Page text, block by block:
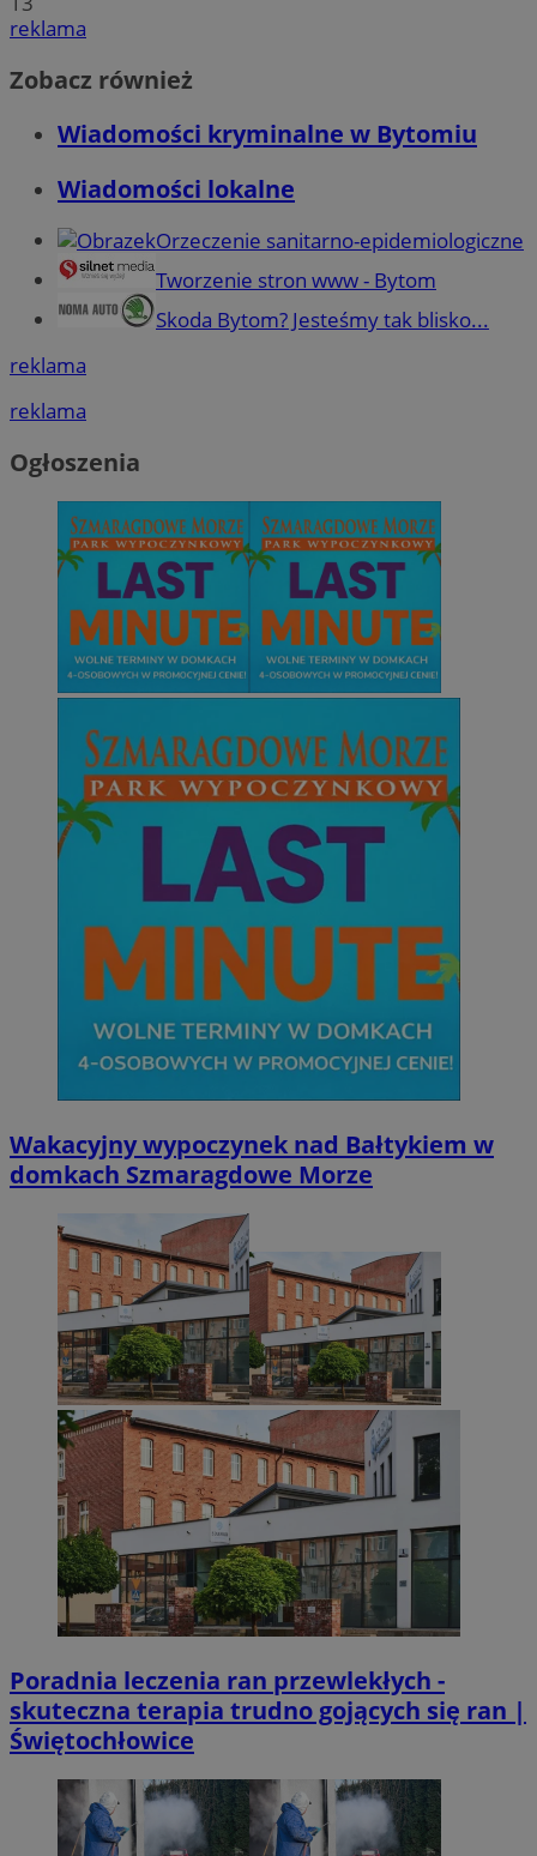
reklama
Zobacz również
Wiadomości kryminalne w Bytomiu
Wiadomości lokalne
Orzeczenie sanitarno-epidemiologiczne
Tworzenie stron www - Bytom
Skoda Bytom? Jesteśmy tak blisko...
reklama
reklama
Ogłoszenia
Wakacyjny wypoczynek nad Bałtykiem w
domkach Szmaragdowe Morze
Poradnia leczenia ran przewlekłych -
skuteczna terapia trudno gojących się ran |
Świętochłowice